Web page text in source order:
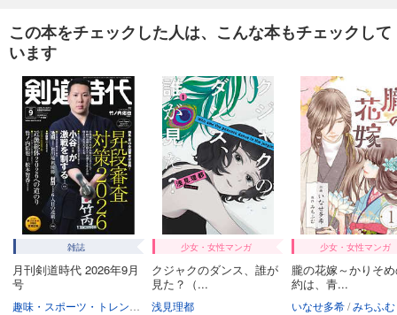
この本をチェックした人は、こんな本もチェックして
います
雑誌
月刊剣道時代 2026年9月
号
趣味・スポーツ・トレンド スポーツ
少女・女性マンガ
クジャクのダンス、誰が
見た？（...
浅見理都
少女・女性マンガ
朧の花嫁～かりそ
約は、青...
いなせ多希 みちふむ